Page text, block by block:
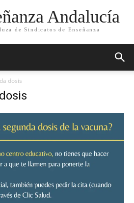
Andalucía
de Sindicatos de Enseñanza
dosis